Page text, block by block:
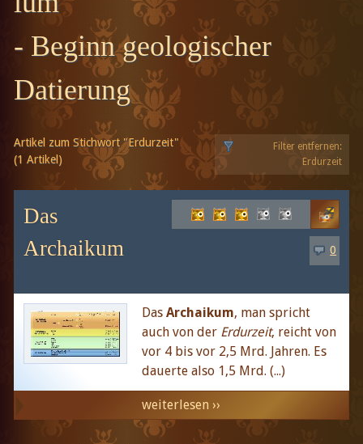
- Beginn geologischer
Datierung
Artikel zum Stichwort "Erdurzeit"
(1 Artikel)
Filter entfernen:
Erdurzeit
0
Das
Archaikum
Das Archaikum, man spricht
auch von der Erdurzeit, reicht von
vor 4 bis vor 2,5 Mrd. Jahren. Es
dauerte also 1,5 Mrd. (...)
weiterlesen ››